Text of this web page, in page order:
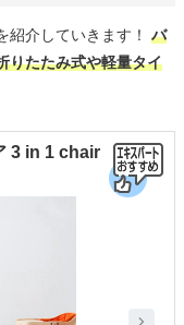
紹介していきます！ バ
りたたみ式や軽量タイ
3 in 1 chair